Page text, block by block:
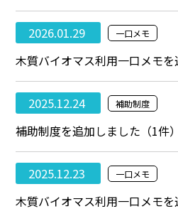
2026.01.29 一口メモ
木質バイオマス利用一口メモ
2025.12.24 補助制度
補助制度を追加しました（1件）
2025.12.23 一口メモ
木質バイオマス利用一口メモ